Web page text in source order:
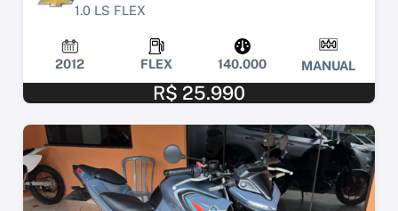
1.0 LS FLEX
2012 FLEX 140.000 MANUAL
R$ 25.990